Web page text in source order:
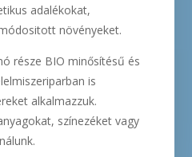
adalékokat,
növényeket.
része BIO minősítésű és
is
alkalmazzuk.
színezéket vagy